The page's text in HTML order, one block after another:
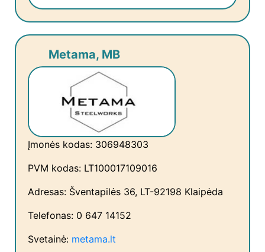
Metama, MB
Įmonės kodas: 306948303
PVM kodas: LT100017109016
Adresas: Šventapilės 36, LT-92198 Klaipėda
Telefonas: 0 647 14152
Svetainė: metama.lt